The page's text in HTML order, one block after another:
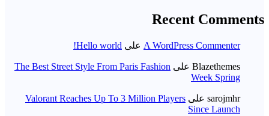
Recent Comments
A WordPress Commenter على Hello world!
Blazethemes على The Best Street Style From Paris Fashion
Week Spring
sarojmhr على Valorant Reaches Up To 3 Million Players
Since Launch